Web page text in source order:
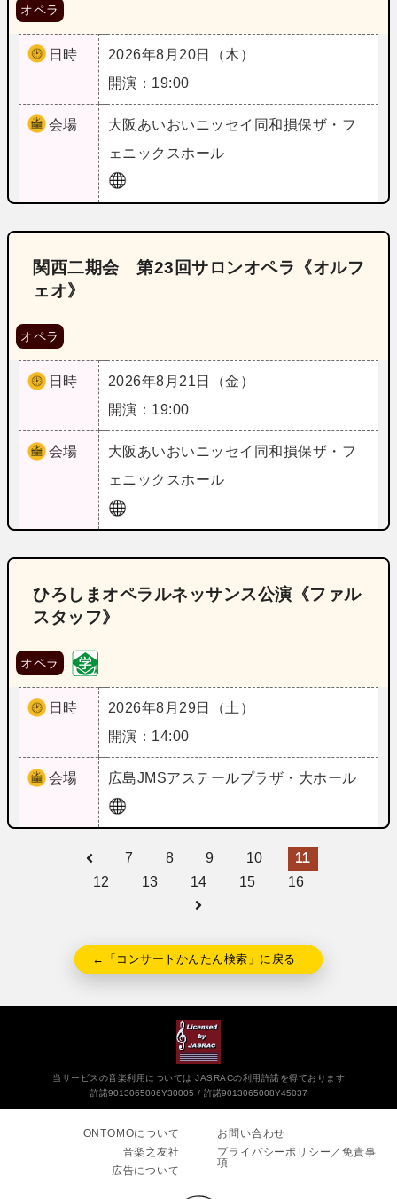
オペラ
日時
2026年8月20日（木）
開演：19:00
会場 大阪 あいおいニッセイ同和損保ザ・フ
ェニックスホール
関西二期会 第23回サロンオペラ《オルフ
ェオ》
オペラ
日時
2026年8月21日（金）
開演：19:00
会場 大阪 あいおいニッセイ同和損保ザ・フ
ェニックスホール
ひろしまオペラルネッサンス公演《ファル
スタッフ》
オペラ
日時
2026年8月29日（土）
開演：14:00
会場 広島JMSアステールプラザ・大ホール
7 8 9 10
11
12
13 14 15 16
←「コンサートかんたん検索」に戻る
当サービスの音楽利用については JASRACの利用許諾を得ております
許諾9013065006Y30005
許諾9013065008Y45037
ONTOMOについて
音楽之友社
広告について
お問い合わせ
プライバシーポリシー／免責事
項